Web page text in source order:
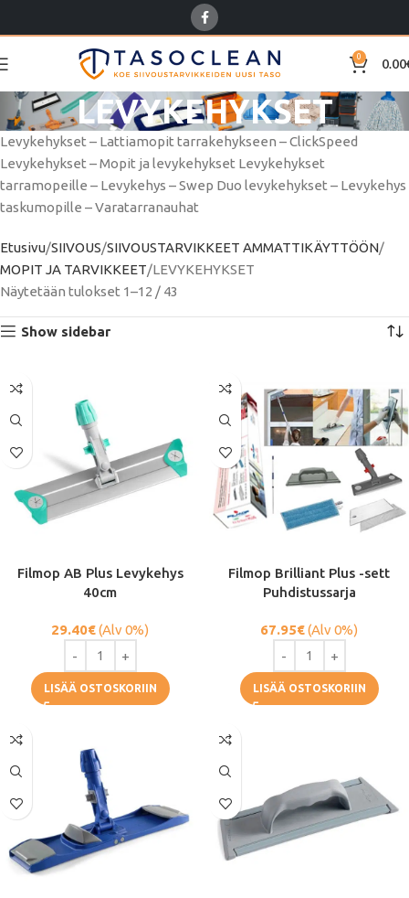
0 0.00
LEVYKEHYKSET
Levykehykset – Lattiamopit tarrakehykseen – ClickSpeed ​​
Levykehykset – Mopit ja levykehykset Levykehykset
tarramopeille – Levykehys – Swep Duo levykehykset – Levykehys
taskumopille – Varatarranauhat
Etusivu SIIVOUS SIIVOUSTARVIKKEET AMMATTIKÄYTTÖÖN
MOPIT JA TARVIKKEET LEVYKEHYKSET
Näytetään tulokset 1–12 / 43
Show sidebar
Filmop AB Plus Levykehys
40cm
29.40€(Alv 0%)
LISÄÄ OSTOSKORIIN
Filmop Brilliant Plus -sett
Puhdistussarja
67.95€(Alv 0%)
LISÄÄ OSTOSKORIIN